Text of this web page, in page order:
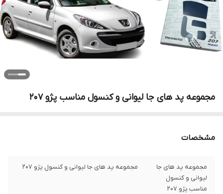
مجموعه پد های جا لیوانی و کنسول مناسب پژو 207
مشخصات
مجموعه پد های جا
لیوانی و کنسول
مناسب پژو 207
مجموعه پد های جا لیوانی و کنسول پژو ۲۰۷